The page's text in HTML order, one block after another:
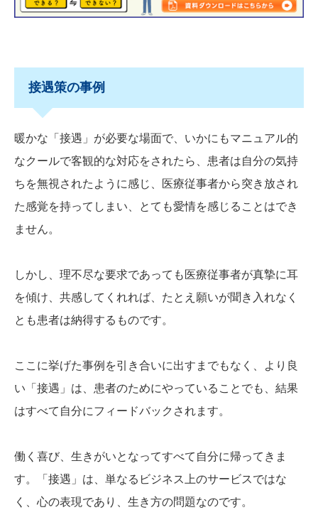
接遇策の事例
暖かな「接遇」が必要な場面で、いかにもマニュアル的
なクールで客観的な対応をされたら、患者は自分の気持
ちを無視されたように感じ、医療従事者から突き放され
た感覚を持ってしまい、とても愛情を感じることはでき
ません。
しかし、理不尽な要求であっても医療従事者が真摯に耳
を傾け、共感してくれれば、たとえ願いが聞き入れなく
とも患者は納得するものです。
ここに挙げた事例を引き合いに出すまでもなく、より良
い「接遇」は、患者のためにやっていることでも、結果
はすべて自分にフィードバックされます。
働く喜び、生きがいとなってすべて自分に帰ってきま
す。「接遇」は、単なるビジネス上のサービスではな
く、心の表現であり、生き方の問題なのです。